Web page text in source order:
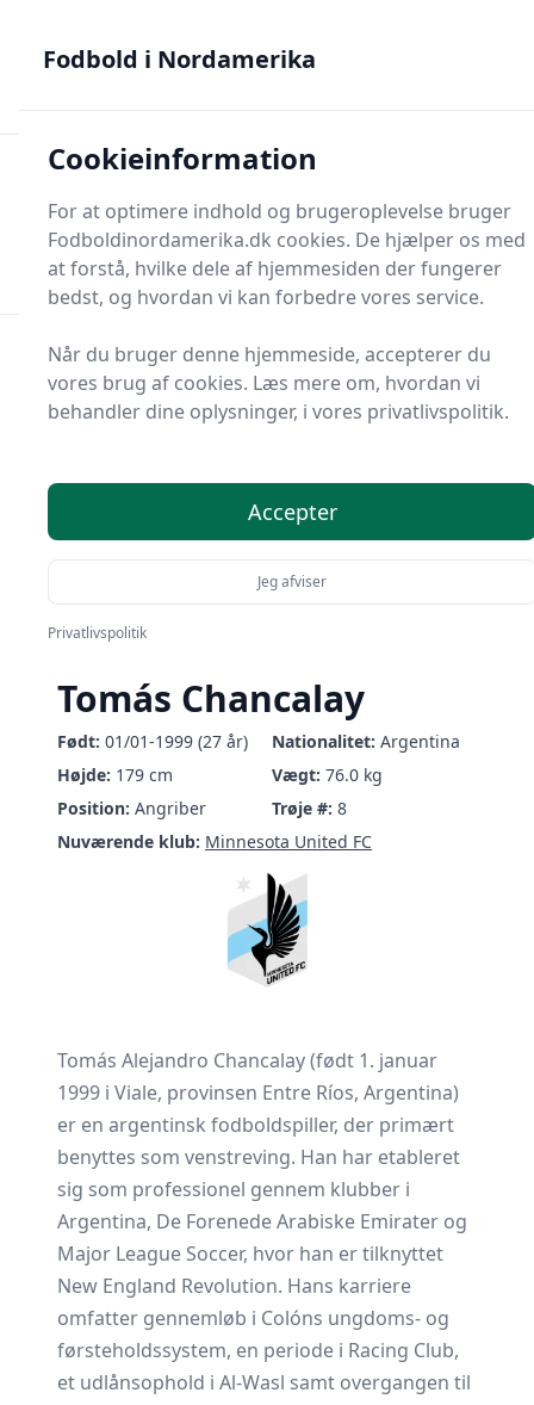
til nordamerikansk fodbold
Fodbold i
Menu
Søg
Tomás Chancalay
Født: 01/01-1999 (27 år) Nationalitet: Argentina
Højde: 179 cm Vægt: 76.0 kg
Position: Angriber Trøje #: 8
Nuværende klub: Minnesota United FC
Tomás Alejandro Chancalay (født 1. januar
1999 i Viale, provinsen Entre Ríos, Argentina)
er en argentinsk fodboldspiller, der primært
benyttes som venstreving. Han har etableret
sig som professionel gennem klubber i
Argentina, De Forenede Arabiske Emirater og
Major League Soccer, hvor han er tilknyttet
New England Revolution. Hans karriere
omfatter gennemløb i Colóns ungdoms- og
førsteholdssystem, en periode i Racing Club,
et udlånsophold i Al‑Wasl samt overgangen til
Fodbold i Nordamerika
Cookieinformation
For at optimere indhold og brugeroplevelse bruger
Fodboldinordamerika.dk cookies. De hjælper os med
at forstå, hvilke dele af hjemmesiden der fungerer
bedst, og hvordan vi kan forbedre vores service.
Når du bruger denne hjemmeside, accepterer du
vores brug af cookies. Læs mere om, hvordan vi
behandler dine oplysninger, i vores privatlivspolitik.
Accepter
Jeg afviser
Privatlivspolitik